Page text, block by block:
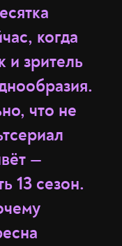
когда
и зритель
что не
—
13 сезон.